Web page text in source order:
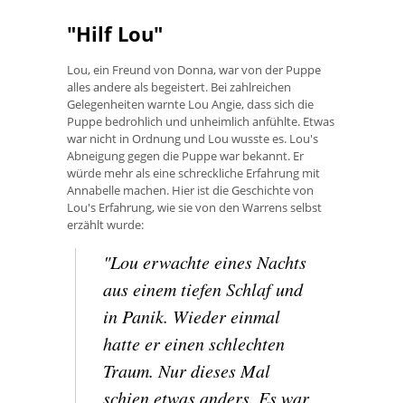
"Hilf Lou"
Lou, ein Freund von Donna, war von der Puppe
alles andere als begeistert. Bei zahlreichen
Gelegenheiten warnte Lou Angie, dass sich die
Puppe bedrohlich und unheimlich anfühlte. Etwas
war nicht in Ordnung und Lou wusste es. Lou's
Abneigung gegen die Puppe war bekannt. Er
würde mehr als eine schreckliche Erfahrung mit
Annabelle machen. Hier ist die Geschichte von
Lou's Erfahrung, wie sie von den Warrens selbst
erzählt wurde:
"Lou erwachte eines Nachts
aus einem tiefen Schlaf und
in Panik. Wieder einmal
hatte er einen schlechten
Traum. Nur dieses Mal
schien etwas anders. Es war,